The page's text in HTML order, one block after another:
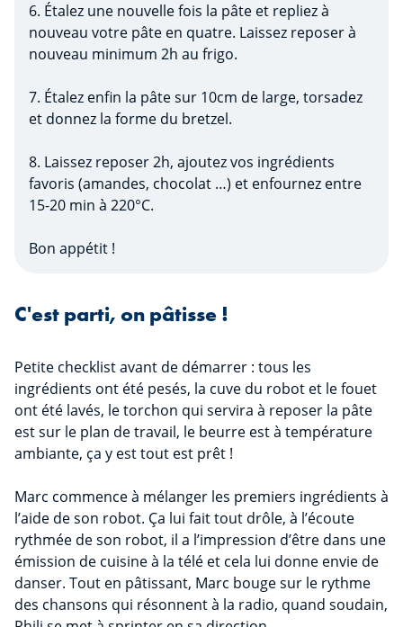
6. Étalez une nouvelle fois la pâte et repliez à
nouveau votre pâte en quatre. Laissez reposer à
nouveau minimum 2h au frigo.
7. Étalez enfin la pâte sur 10cm de large, torsadez
et donnez la forme du bretzel.
8. Laissez reposer 2h, ajoutez vos ingrédients
favoris (amandes, chocolat …) et enfournez entre
15-20 min à 220°C.
Bon appétit !
C'est parti, on pâtisse !
Petite checklist avant de démarrer : tous les
ingrédients ont été pesés, la cuve du robot et le fouet
ont été lavés, le torchon qui servira à reposer la pâte
est sur le plan de travail, le beurre est à température
ambiante, ça y est tout est prêt !
Marc commence à mélanger les premiers ingrédients à
l’aide de son robot. Ça lui fait tout drôle, à l’écoute
rythmée de son robot, il a l’impression d’être dans une
émission de cuisine à la télé et cela lui donne envie de
danser. Tout en pâtissant, Marc bouge sur le rythme
des chansons qui résonnent à la radio, quand soudain,